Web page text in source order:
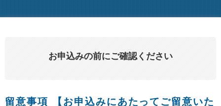
お申込みの前にご確認ください
留意事項 【お申込みにあたってご留意いた